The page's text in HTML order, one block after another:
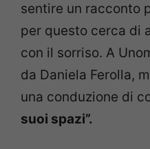
sentire un racconto
per questo cerca di
con il sorriso. A
da Daniela Ferolla,
una conduzione di
suoi spazi”.